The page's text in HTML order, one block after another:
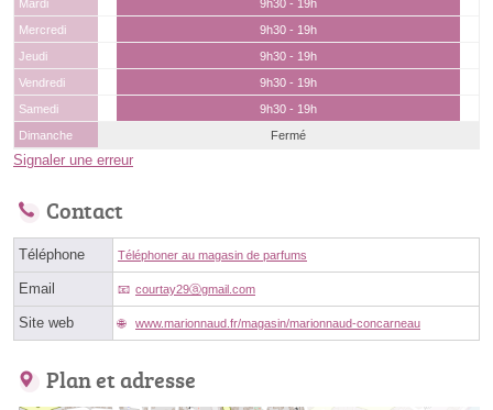
Mardi
9h30 - 19h
Mercredi
9h30 - 19h
Jeudi
9h30 - 19h
Vendredi
9h30 - 19h
Samedi
9h30 - 19h
Dimanche
Fermé
Signaler une erreur
Contact
Téléphone Téléphoner au magasin de parfums
Email courtay29ⓐgmail.com
Site web www.marionnaud.fr/magasin/marionnaud-concarneau
Plan et adresse